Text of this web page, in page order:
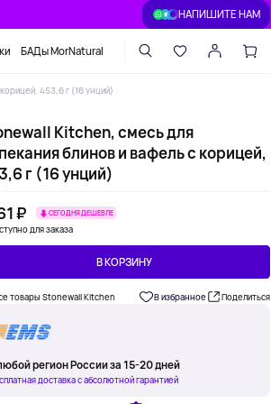
НАПИШИТЕ НАМ
БАДы MorNatural
453,6 г (16 унций)
Kitchen, смесь для
блинов и вафель с корицей,
г (16 унций)
₽
СЕГОДНЯ ДЕШЕВЛЕ
для заказа
В КОРЗИНУ
товары Stonewall Kitchen В избранное Поделиться
регион России за 15-20 дней
доставка с абсолютной гарантией